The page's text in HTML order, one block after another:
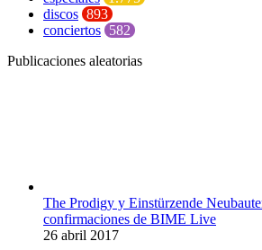
discos 893
conciertos 582
Publicaciones aleatorias
The Prodigy y Einstürzende
confirmaciones de BIME Live
26 abril 2017